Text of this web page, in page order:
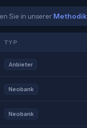
Sie in unserer Methodik
TYP
Anbieter
Neobank
Neobank